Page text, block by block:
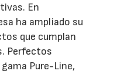
En
ha ampliado su
que cumplan
Perfectos
Pure-Line,